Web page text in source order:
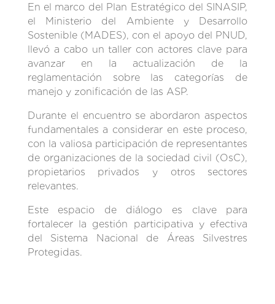
En el marco del Plan Estratégico del SINASIP,
el Ministerio del Ambiente y Desarrollo
Sostenible (MADES), con el apoyo del PNUD,
llevó a cabo un taller con actores clave para
avanzar en la actualización de la
reglamentación sobre las categorías de
manejo y zonificación de las ASP.
Durante el encuentro se abordaron aspectos
fundamentales a considerar en este proceso,
con la valiosa participación de representantes
de organizaciones de la sociedad civil (OsC),
propietarios privados y otros sectores
relevantes.
Este espacio de diálogo es clave para
fortalecer la gestión participativa y efectiva
del Sistema Nacional de Áreas Silvestres
Protegidas.